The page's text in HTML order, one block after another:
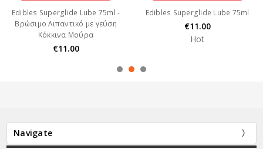
Edibles Superglide Lube 75ml -
Βρώσιμο Λιπαντικό με γεύση
Κόκκινα Μούρα
€11.00
Edibles Superglide Lube 75ml
€11.00
Hot
Navigate